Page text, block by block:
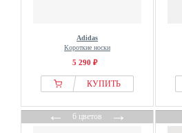
Adidas
Короткие носки
5 290 ₽
КУПИТЬ
←6 цветов→